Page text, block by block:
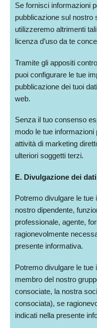
Se fornisci informazioni
pubblicazione sul nostro
utilizzeremo altrimenti
licenza d’uso da te
Tramite gli appositi
puoi configurare le tue
pubblicazione dei tuoi
web.
Senza il tuo consenso
modo le tue
attività di marketing
ulteriori soggetti terzi.
E. Divulgazione dei
Potremo divulgare le tue
nostro dipendente,
professionale, agente,
ragionevolmente
presente informativa.
Potremo divulgare le tue
membro del nostro
consociate, la nostra
consociata), se
indicati nella presente